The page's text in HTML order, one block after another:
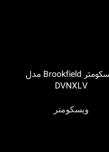
ویسکومتر Brookfield مدل
DVNXLV
ویسکومتر